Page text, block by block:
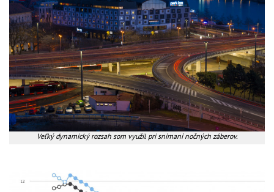
Veľký dynamický rozsah som využil pri snímaní nočných záberov.